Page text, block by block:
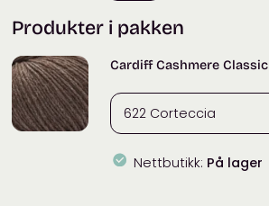
Produkter i pakken
Cardiff Cashmere Classic
Nettbutikk: På lager